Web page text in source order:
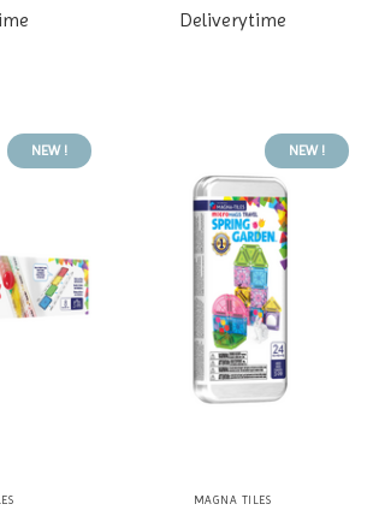
Deliverytime
NEW ! NEW !
MAGNA TILES